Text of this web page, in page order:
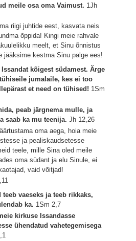
meile osa oma Vaimust. 1Jh
riigi juhtide eest, kasvata neis
õppida! Kingi meie rahvale
meelt, et Sinu õnnistus
jääksime kestma Sinu palge ees!
Issandat kõigest südamest. Ärge
jumalaile, kes ei too
et need on tühised! 1Sm
peab järgnema mulle, ja
saab ka mu teenija.Jh 12,26
oma aega, hoia meie
ja pealiskaudsetesse
teele, mille Sina oled meile
oma südant ja elu Sinule, ei
vaid võitjad!
teeb vaeseks ja teeb rikkaks,
ka. 1Sm 2,7
kirkuse Issandasse
ühendatud vahetegemisega